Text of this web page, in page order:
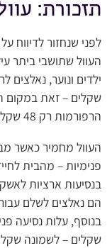
תזכורת:
לפני שנחזור לדיווח
העוול שתושבי ביתר
שקלים – זאת במקום
הרפורמות רק 48 שקלים. עלייה של פי שלושה!
העוול מחמיר כאשר
פנימיות – מהבית
בנסיעות ארציות
הם נאלצים לשלם
בנוסף, עלות נסיעה
שקלים – לשמונה